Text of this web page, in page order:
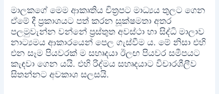
මාලකගේ මෙම ආකෘතිය චිත්‍රපට මාධ්‍යය තුලට ගෙන
ඒමේ දී ප්‍රකාශයට පත් කරන සූක්ෂමතා අතර
පලමුවැන්න වන්නේ ප්‍රස්තුත අවස්ථා හා සිද්ධි මාලාව
නාට්‍යමය ආකාරයෙන් පෙල ගැස්වීම ය. මේ නිසා එහි
එන සෑම පියවරක් ම සහෘදයා ඊලඟ පියවර සමීපයට
කැඳවා ගෙන යයි. එහි රිද්මය සහෘදයාට විචාරශීලීව
සිතන්නට අවකාශ සලසයි.